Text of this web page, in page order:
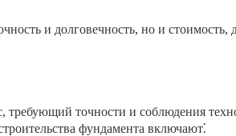
и долговечность, но и
точности и соблюдения
фундамента включают⁚